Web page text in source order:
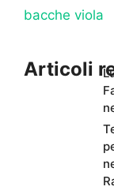
bacche viola
Articoli